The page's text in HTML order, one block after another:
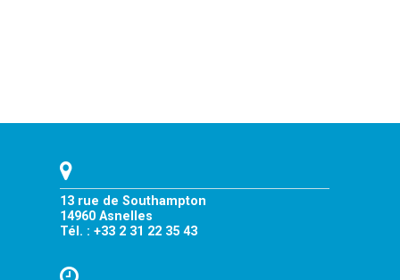
13 rue de Southampton
14960 Asnelles
Tél. : +33 2 31 22 35 43